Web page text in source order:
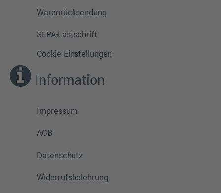
Warenrücksendung
SEPA-Lastschrift
Cookie Einstellungen
Information
Impressum
AGB
Datenschutz
Widerrufsbelehrung